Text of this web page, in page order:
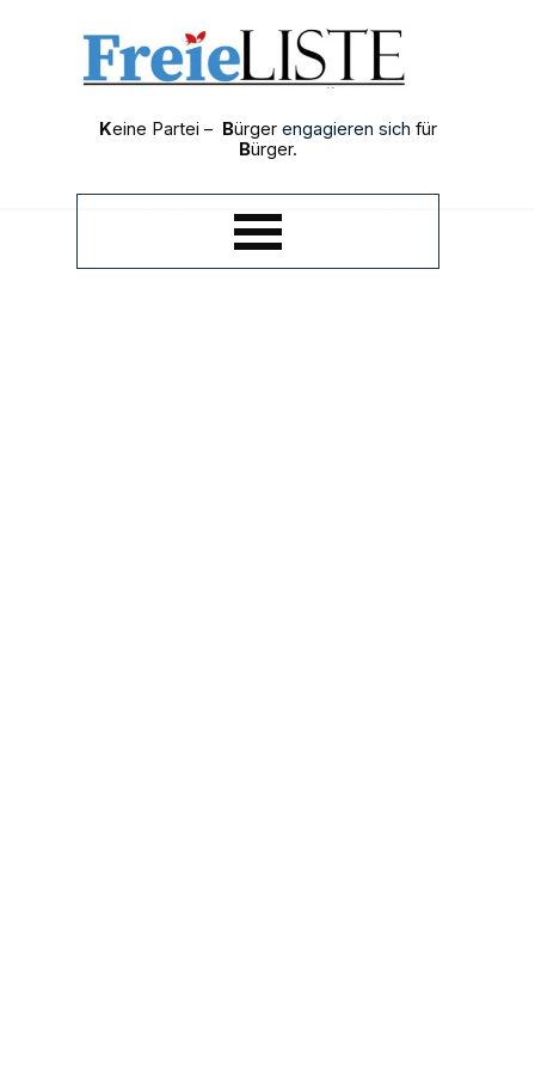
Keine Partei – Bürger engagieren sich für
Bürger.